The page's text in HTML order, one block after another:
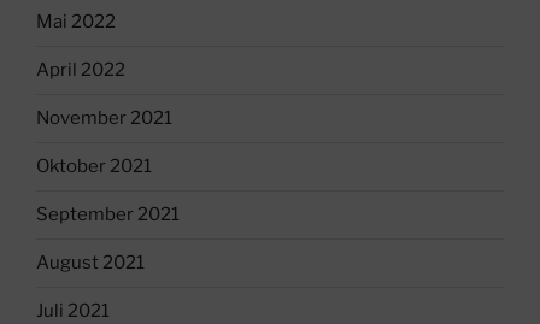
Mai 2022
April 2022
November 2021
Oktober 2021
September 2021
August 2021
Juli 2021